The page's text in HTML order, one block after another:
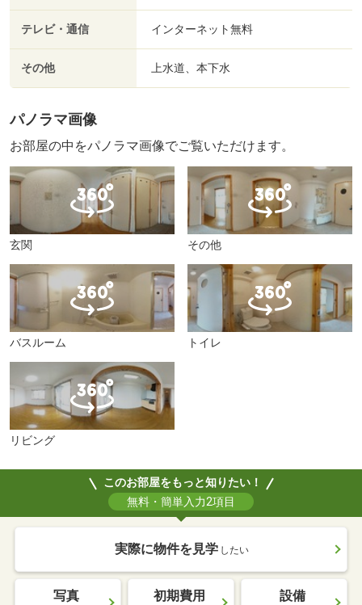
テレビ・通信 インターネット無料
その他 上水道、本下水
パノラマ画像
お部屋の中をパノラマ画像でご覧いただけます。
玄関 その他
バスルーム トイレ
リビング
このお部屋をもっと知りたい！
無料・簡単入力2項目
実際に物件を見学 したい
写真 初期費用 設備